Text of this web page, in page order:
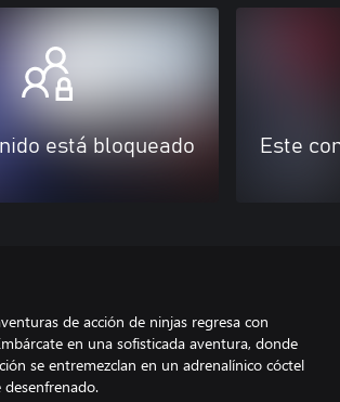
está bloqueado Este
de acción de ninjas regresa con
en una sofisticada aventura, donde
se entremezclan en un adrenalínico cóctel